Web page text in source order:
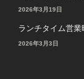
2026年3月19日
ランチタイム営業
2026年3月3日